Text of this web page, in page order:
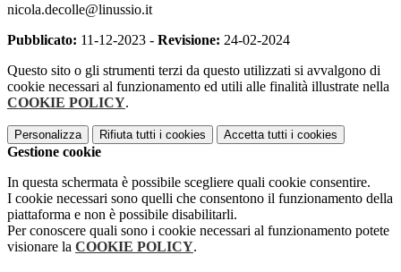
nicola.decolle@linussio.it
Pubblicato: 11-12-2023 - Revisione: 24-02-2024
Questo sito o gli strumenti terzi da questo utilizzati si avvalgono di
cookie necessari al funzionamento ed utili alle finalità illustrate nella
COOKIE POLICY.
Personalizza Rifiuta tutti i cookies Accetta tutti i cookies
Gestione cookie
In questa schermata è possibile scegliere quali cookie consentire.
I cookie necessari sono quelli che consentono il funzionamento della
piattaforma e non è possibile disabilitarli.
Per conoscere quali sono i cookie necessari al funzionamento potete
visionare la COOKIE POLICY.